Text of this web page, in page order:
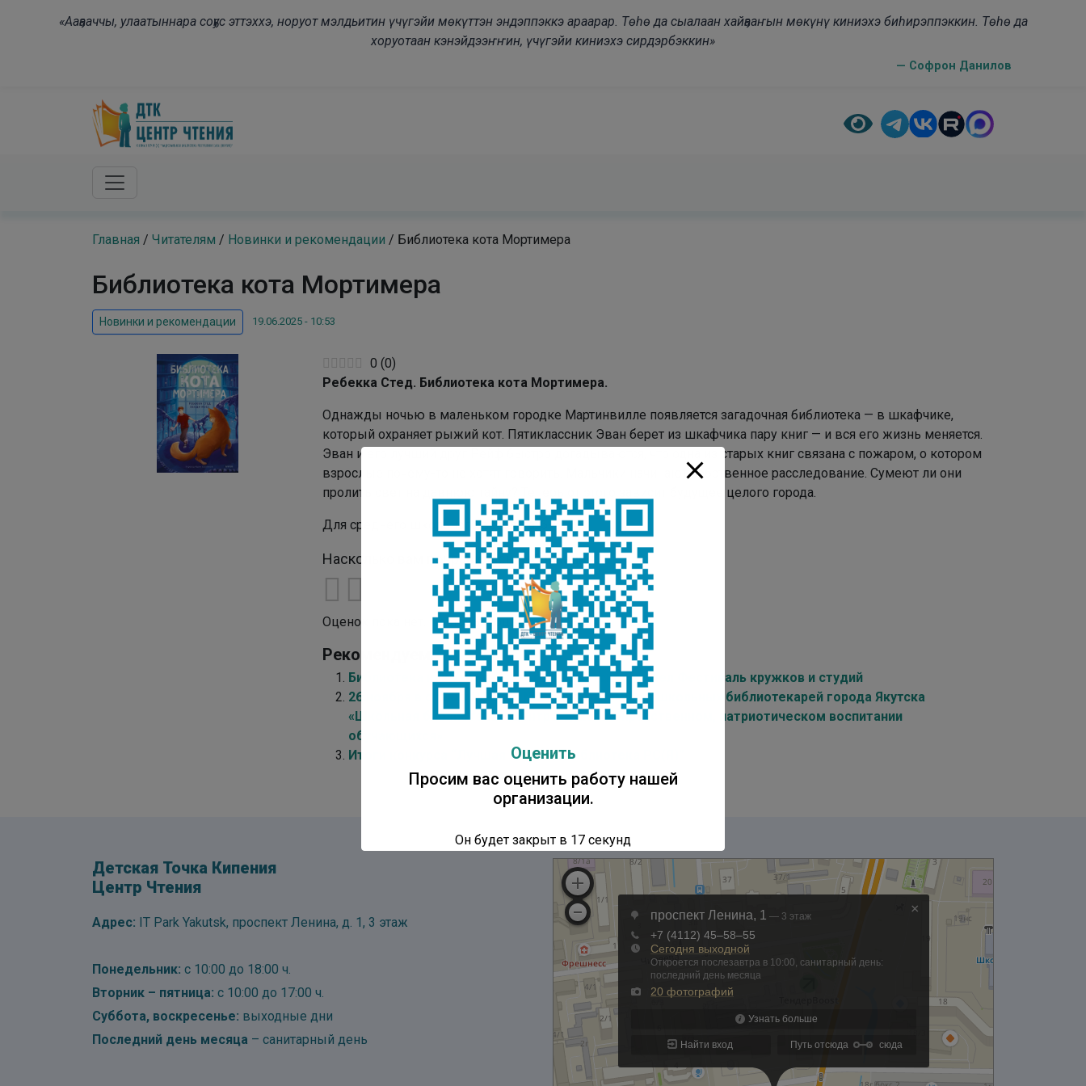
«Ааҕааччы, улаатыннара соҕус эттэххэ, норуот мэлдьитин үчүгэйи мөкүттэн эндэппэккэ араарар. Төһө да сыалаан хайҕааҥын мөкүнү киниэхэ биһирэппэккин. Төһө да
хоруотаан кэнэйдээҥҥин, үчүгэйи киниэхэ сирдэрбэккин»
— Софрон Данилов
Главная / Читателям / Новинки и рекомендации / Библиотека кота Мортимера
Библиотека кота Мортимера
Новинки и рекомендации 19.06.2025 - 10:53
0 (0)
Ребекка Стед. Библиотека кота Мортимера.
Однажды ночью в маленьком городке Мартинвилле появляется загадочная библиотека — в шкафчике,
который охраняет рыжий кот. Пятиклассник Эван берет из шкафчика пару книг — и вся его жизнь меняется.
Эван и его лучший друг Рейф быстро догадываются, что одна из старых книг связана с пожаром, о котором
взрослые почему-то не хотят говорить. Мальчики начинают собственное расследование. Сумеют ли они
пролить свет на давнюю тайну? Теперь от этого зависит будущее целого города.
Для среднего школьного возраста: 6+
Насколько вам понравилась публикация?
Оценок пока нет. Поставьте оценку первым.
Рекомендуем:
Библиотека как «третье место»: в Якутске прошел Фестиваль кружков и студий
26 ноября в стенах НПСОШ №2 прошел семинар школьных библиотекарей города Якутска
«Школьная библиотека – центр в духовно-нравственном, патриотическом воспитании
обучающихся»
Итоги конкурса “Лучшая детская библиотека РС(Я)”
Детская Точка Кипения
Центр Чтения
Адрес: IT Park Yakutsk, проспект Ленина, д. 1, 3 этаж
Понедельник: с 10:00 до 18:00 ч.
Вторник – пятница: с 10:00 до 17:00 ч.
Суббота, воскресенье: выходные дни
Последний день месяца – санитарный день
Оценить
Просим вас оценить работу нашей
организации.
Он будет закрыт в 16 секунд